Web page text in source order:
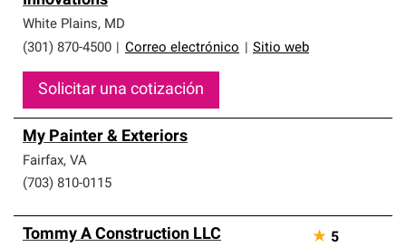
White Plains, MD
(301) 870-4500
Correo electrónico Sitio web
Solicitar una cotización
My Painter & Exteriors
Fairfax, VA
(703) 810-0115
Tommy A Construction LLC ★ 5